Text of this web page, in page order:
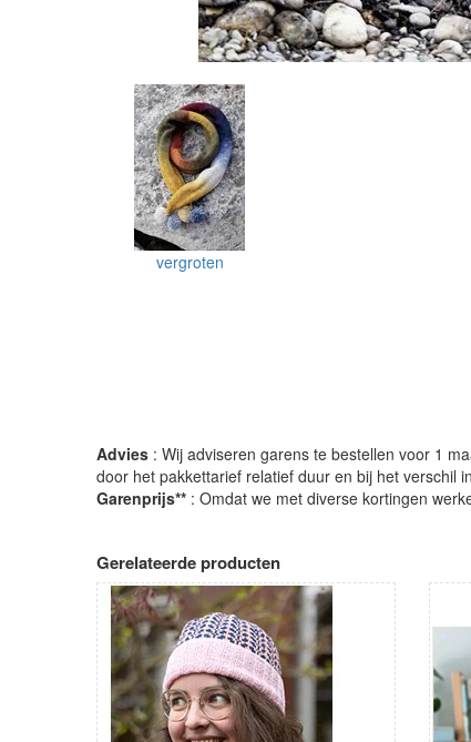
vergroten
Advies : Wij adviseren garens te bestellen voor 1
door het pakkettarief relatief duur en bij het verschil
Garenprijs** : Omdat we met diverse kortingen
Gerelateerde producten